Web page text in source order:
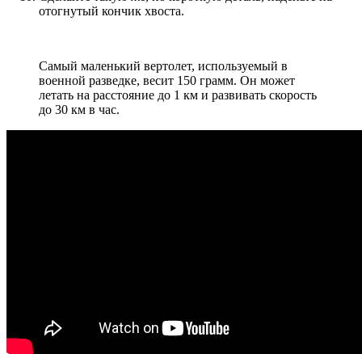
отогнутый кончик хвоста.
Самый маленький вертолет, используемый в
военной разведке, весит 150 грамм. Он может
летать на расстояние до 1 км и развивать скорость
до 30 км в час.